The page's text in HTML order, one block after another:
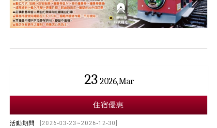
23 2026,Mar
住宿優惠
活動期間 [2026-03-23~2026-12-30]